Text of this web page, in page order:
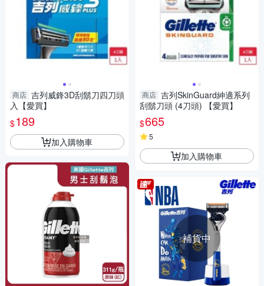
商店 吉列威鋒3D刮鬍刀四刀頭
入【愛買】
$189
加入購物車
商店 吉列SkinGuard紳適系列
刮鬍刀頭 (4刀頭) 【愛買】
$665
5
加入購物車
補貨中